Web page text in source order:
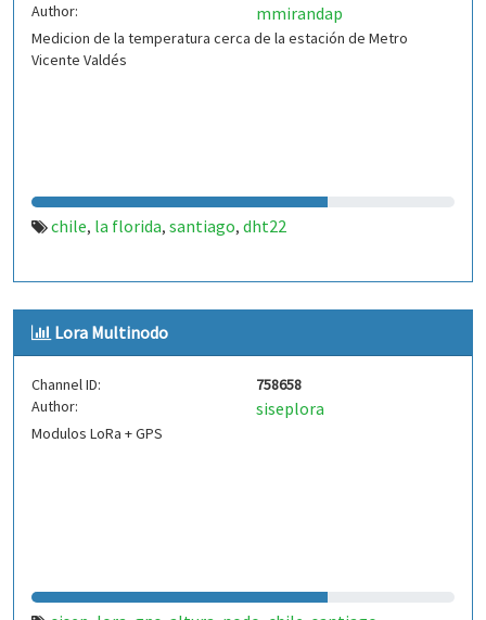
Author:
mmirandap
Medicion de la temperatura cerca de la estación de Metro
Vicente Valdés
chile, la florida, santiago, dht22
Lora Multinodo
Channel ID:
758658
Author:
siseplora
Modulos LoRa + GPS